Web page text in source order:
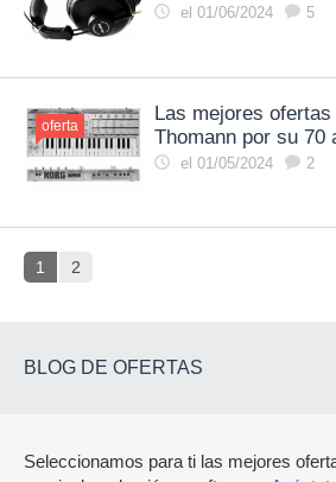
el 01/06/2024 5
oferta
Las mejores
Thomann por su 70
el 01/05/2024 2
1 2
BLOG DE OFERTAS
Seleccionamos para ti las mejores